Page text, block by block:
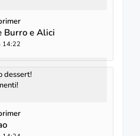
Burro e Alici
14:22
dessert!